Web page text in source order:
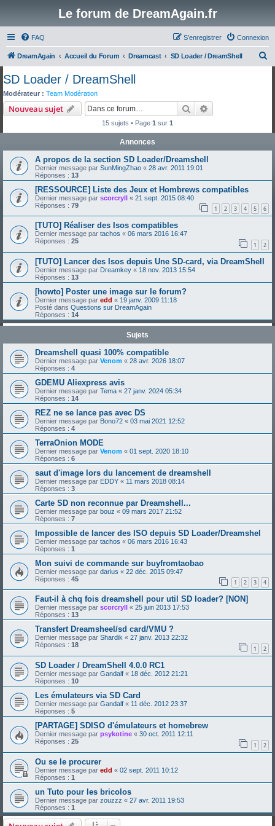
Le forum de DreamAgain.fr
FAQ Connexion
S’enregistrer
DreamAgain Accueil du Forum Dreamcast SD Loader / DreamShell
SD Loader / DreamShell
Modérateur : Team Modération
Nouveau sujet Rechercher
15 sujets • Page 1 sur 1
Annonces
A propos de la section SD Loader/Dreamshell
Dernier message par SunMingZhao « 28 avr. 2011 19:01
Réponses : 13
[RESSOURCE] Liste des Jeux et Hombrews compatibles
Dernier message par scorcryll « 21 sept. 2015 08:40
Réponses : 79 1 2 3 4 5 6
[TUTO] Réaliser des Isos compatibles
Dernier message par tachos « 06 mars 2016 16:47
Réponses : 25 1 2
[TUTO] Lancer des Isos depuis Une SD-card, via DreamShell
Dernier message par Dreamkey « 18 nov. 2013 15:54
Réponses : 13
[howto] Poster une image sur le forum?
Dernier message par edd « 19 janv. 2009 11:18
Posté dans Questions sur DreamAgain
Réponses : 14
Sujets
Dreamshell quasi 100% compatible
Dernier message par Venom « 28 avr. 2026 18:07
Réponses : 4
GDEMU Aliexpress avis
Dernier message par Tema « 27 janv. 2024 05:34
Réponses : 14
REZ ne se lance pas avec DS
Dernier message par Bono72 « 03 mai 2021 12:52
Réponses : 4
TerraOnion MODE
Dernier message par Venom « 01 sept. 2020 18:10
Réponses : 6
saut d'image lors du lancement de dreamshell
Dernier message par EDDY « 11 mars 2018 08:14
Réponses : 3
Carte SD non reconnue par Dreamshell...
Dernier message par bouz « 09 mars 2017 21:52
Réponses : 7
Impossible de lancer des ISO depuis SD Loader/Dreamshel
Dernier message par tachos « 06 mars 2016 16:43
Réponses : 1
Mon suivi de commande sur buyfromtaobao
Dernier message par darius « 22 déc. 2015 09:47
Réponses : 45 1 2 3 4
Faut-il à chq fois dreamshell pour util SD loader? [NON]
Dernier message par scorcryll « 25 juin 2013 17:53
Réponses : 13
Transfert Dreamsheel/sd card/VMU ?
Dernier message par Shardik « 27 janv. 2013 22:32
Réponses : 18 1 2
SD Loader / DreamShell 4.0.0 RC1
Dernier message par Gandalf « 18 déc. 2012 21:21
Réponses : 10
Les émulateurs via SD Card
Dernier message par Gandalf « 11 déc. 2012 23:37
Réponses : 5
[PARTAGE] SDISO d'émulateurs et homebrew
Dernier message par psykotine « 30 oct. 2011 12:11
Réponses : 25 1 2
Ou se le procurer
Dernier message par edd « 02 sept. 2011 10:12
Réponses : 1
un Tuto pour les bricolos
Dernier message par zouzzz « 27 avr. 2011 19:53
Réponses : 1